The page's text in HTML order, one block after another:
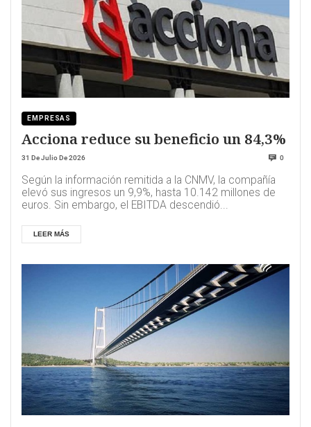
EMPRESAS
Acciona reduce su beneficio un 84,3%
31 De Julio De 2026 0
Según la información remitida a la CNMV, la compañía
elevó sus ingresos un 9,9%, hasta 10.142 millones de
euros. Sin embargo, el EBITDA descendió...
LEER MÁS